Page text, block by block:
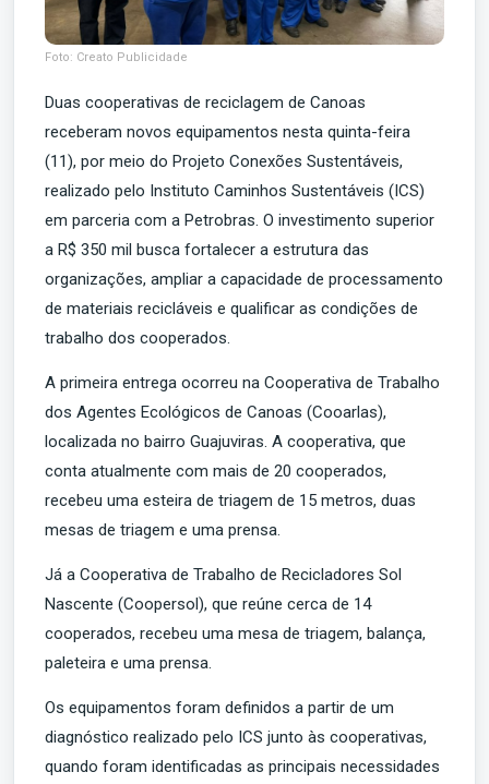
Foto: Creato Publicidade
Duas cooperativas de reciclagem de Canoas
receberam novos equipamentos nesta quinta-feira
(11), por meio do Projeto Conexões Sustentáveis,
realizado pelo Instituto Caminhos Sustentáveis (ICS)
em parceria com a Petrobras. O investimento superior
a R$ 350 mil busca fortalecer a estrutura das
organizações, ampliar a capacidade de processamento
de materiais recicláveis e qualificar as condições de
trabalho dos cooperados.
A primeira entrega ocorreu na Cooperativa de Trabalho
dos Agentes Ecológicos de Canoas (Cooarlas),
localizada no bairro Guajuviras. A cooperativa, que
conta atualmente com mais de 20 cooperados,
recebeu uma esteira de triagem de 15 metros, duas
mesas de triagem e uma prensa.
Já a Cooperativa de Trabalho de Recicladores Sol
Nascente (Coopersol), que reúne cerca de 14
cooperados, recebeu uma mesa de triagem, balança,
paleteira e uma prensa.
Os equipamentos foram definidos a partir de um
diagnóstico realizado pelo ICS junto às cooperativas,
quando foram identificadas as principais necessidades